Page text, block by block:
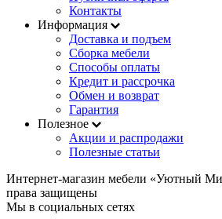
Контакты
Информация
Доставка и подъем
Сборка мебели
Способы оплаты
Кредит и рассрочка
Обмен и возврат
Гарантия
Полезное
Акции и распродажи
Полезные статьи
Интернет-магазин мебели «Уютный
права защищены
Мы в социальных сетях